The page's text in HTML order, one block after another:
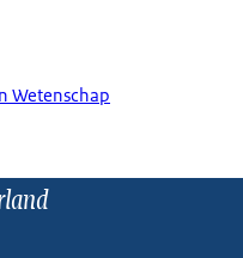
Wetenschap